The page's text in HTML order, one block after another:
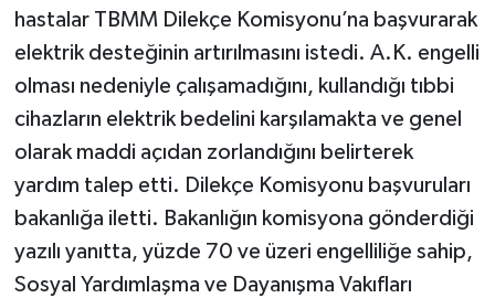
hastalar TBMM Dilekçe Komisyonu’na başvurarak
elektrik desteğinin artırılmasını istedi. A.K. engelli
olması nedeniyle çalışamadığını, kullandığı tıbbi
cihazların elektrik bedelini karşılamakta ve genel
olarak maddi açıdan zorlandığını belirterek
yardım talep etti. Dilekçe Komisyonu başvuruları
bakanlığa iletti. Bakanlığın komisyona gönderdiği
yazılı yanıtta, yüzde 70 ve üzeri engelliliğe sahip,
Sosyal Yardımlaşma ve Dayanışma Vakıfları